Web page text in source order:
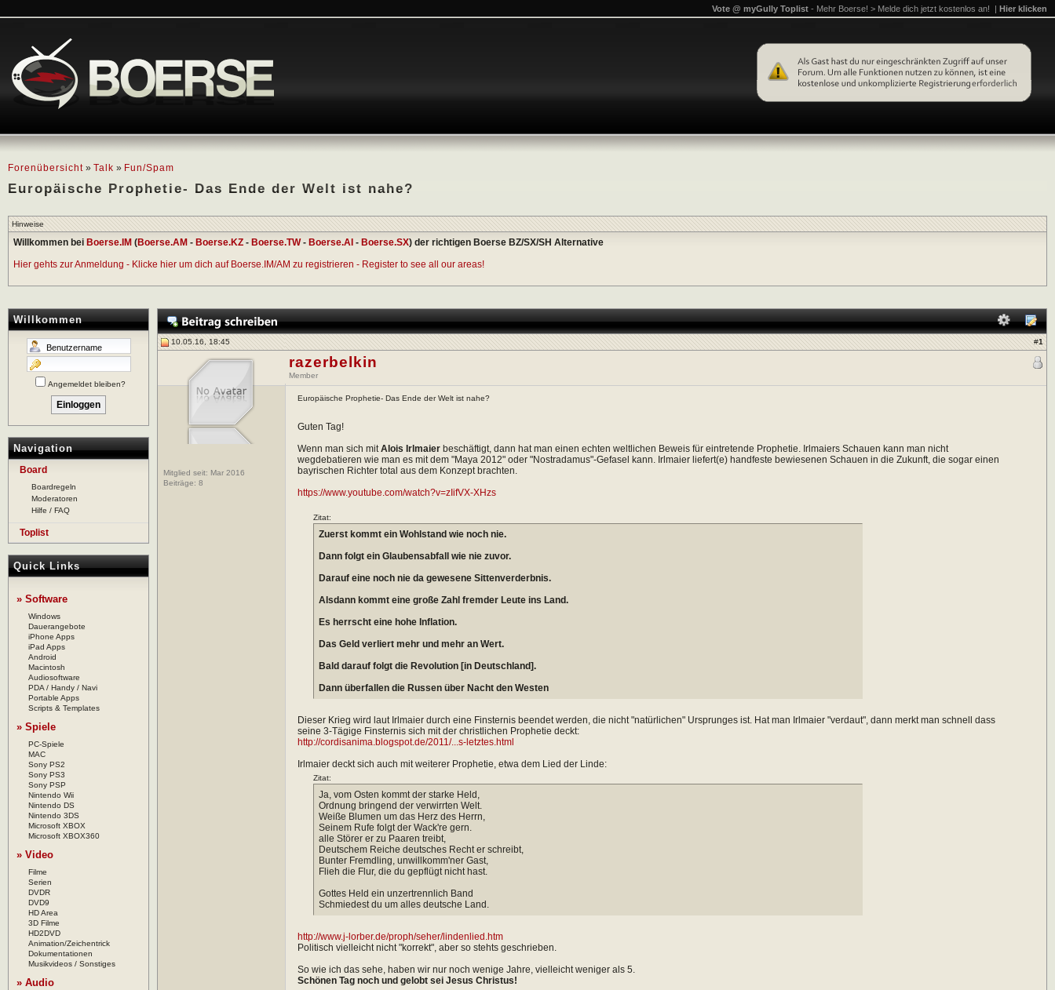
Forenübersicht » Talk » Fun/Spam
Europäische Prophetie- Das Ende der Welt ist nahe?
Vote @ myGully Toplist - Mehr Boerse! > Melde dich jetzt kostenlos an! | Hier klicken
Hinweise
Willkommen bei Boerse.IM (Boerse.AM - Boerse.KZ - Boerse.TW- Boerse.AI - Boerse.SX) der richtigen Boerse BZ/SX/SH Alternative
Hier gehts zur Anmeldung - Klicke hier um dich auf Boerse.IM/AM zu registrieren - Register to see all our areas!
Willkommen
Angemeldet bleiben?
Navigation
Board
Boardregeln
Moderatoren
Hilfe / FAQ
Toplist
Quick Links
» Software
Windows
Dauerangebote
iPhone Apps
iPad Apps
Android
Macintosh
Audiosoftware
PDA / Handy / Navi
Portable Apps
Scripts & Templates
» Spiele
PC-Spiele
MAC
Sony PS2
Sony PS3
Sony PSP
Nintendo Wii
Nintendo DS
Nintendo 3DS
Microsoft XBOX
Microsoft XBOX360
» Video
Filme
Serien
DVDR
DVD9
HD Area
3D Filme
HD2DVD
Animation/Zeichentrick
Dokumentationen
Musikvideos / Sonstiges
» Audio
10.05.16, 18:45 #1
Mitglied seit: Mar 2016
Beiträge: 8
razerbelkin
Member
Europäische Prophetie- Das Ende der Welt ist nahe?
Guten Tag!
Wenn man sich mitAlois Irlmaier beschäftigt, dann hat man einen echten weltlichen Beweis für eintretende Prophetie. Irlmaiers Schauen kann man nicht
wegdebatieren wie man es mit dem "Maya 2012" oder "Nostradamus"-Gefasel kann. Irlmaier liefert(e) handfeste bewiesenen Schauen in die Zukunft, die sogar einen
bayrischen Richter total aus dem Konzept brachten.
https://www.youtube.com/watch?v=zIifVX-XHzs
Zitat:
Zuerst kommt ein Wohlstand wie noch nie.
Dann folgt ein Glaubensabfall wie nie zuvor.
Darauf eine noch nie da gewesene Sittenverderbnis.
Alsdann kommt eine große Zahl fremder Leute ins Land.
Es herrscht eine hohe Inflation.
Das Geld verliert mehr und mehr an Wert.
Bald darauf folgt die Revolution [in Deutschland].
Dann überfallen die Russen über Nacht den Westen
Dieser Krieg wird laut Irlmaier durch eine Finsternis beendet werden, die nicht "natürlichen" Ursprunges ist. Hat man Irlmaier "verdaut", dann merkt man schnell dass
seine 3-Tägige Finsternis sich mit der christlichen Prophetie deckt:
http://cordisanima.blogspot.de/2011/...s-letztes.html
Irlmaier deckt sich auch mit weiterer Prophetie, etwa dem Lied der Linde:
Zitat:
Ja, vom Osten kommt der starke Held,
Ordnung bringend der verwirrten Welt.
Weiße Blumen um das Herz des Herrn,
Seinem Rufe folgt der Wack're gern.
alle Störer er zu Paaren treibt,
Deutschem Reiche deutsches Recht er schreibt,
Bunter Fremdling, unwillkomm'ner Gast,
Flieh die Flur, die du gepflügt nicht hast.
Gottes Held ein unzertrennlich Band
Schmiedest du um alles deutsche Land.
http://www.j-lorber.de/proph/seher/lindenlied.htm
Politisch vielleicht nicht "korrekt", aber so stehts geschrieben.
So wie ich das sehe, haben wir nur noch wenige Jahre, vielleicht weniger als 5.
Schönen Tag noch und gelobt sei Jesus Christus!